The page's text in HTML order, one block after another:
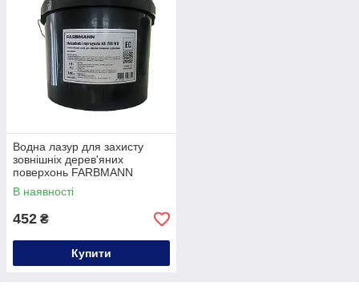
Водна лазур для захисту
зовнішніх дерев'яних
поверхонь FARBMANN
HOLZSCHUTZ Lazur AK-200
WB, 0.9 літра
В наявності
452 ₴
Купити